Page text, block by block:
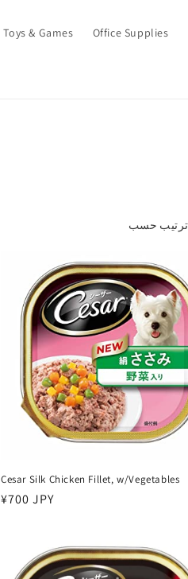
Toys & Games Office Supplies
Cesar Silk Chicken Fillet, w/Vegetables
سعر
¥700 JPY